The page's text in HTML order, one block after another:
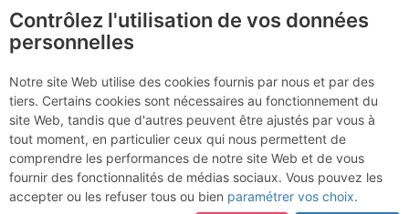
Vallon du Fournel -
Palais Bleu : Gibbon givré
France Hautes-Alpes Écrins
Contrôlez l'utilisation de vos données
personnelles
Notre site Web utilise des cookies fournis par nous et par des
tiers. Certains cookies sont nécessaires au fonctionnement du
site Web, tandis que d'autres peuvent être ajustés par vous à
tout moment, en particulier ceux qui nous permettent de
comprendre les performances de notre site Web et de vous
fournir des fonctionnalités de médias sociaux. Vous pouvez les
accepter ou les refuser tous ou bien paramétrer vos choix.